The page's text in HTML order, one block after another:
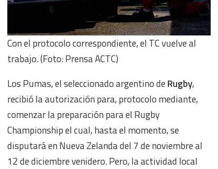
Con el protocolo correspondiente, el TC vuelve al
trabajo. (Foto: Prensa ACTC)
Los Pumas, el seleccionado argentino deRugby,
recibió la autorización para, protocolo mediante,
comenzar la preparación para el Rugby
Championship el cual, hasta el momento, se
disputará en Nueva Zelanda del 7 de noviembre al
12 de diciembre venidero. Pero, la actividad local